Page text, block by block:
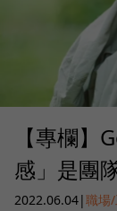
【專欄
感」是團
2022.06.04|職場